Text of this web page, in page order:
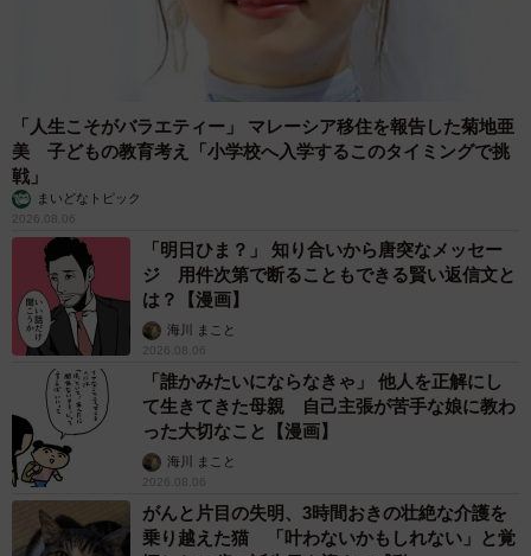
「人生こそがバラエティー」 マレーシア移住を報告した菊地亜
美 子どもの教育考え「小学校へ入学するこのタイミングで挑
戦」
まいどなトピック
2026.08.06
「明日ひま？」 知り合いから唐突なメッセー
ジ 用件次第で断ることもできる賢い返信文と
は？【漫画】
海川 まこと
2026.08.06
「誰かみたいにならなきゃ」 他人を正解にし
て生きてきた母親 自己主張が苦手な娘に教わ
った大切なこと【漫画】
海川 まこと
2026.08.06
がんと片目の失明、3時間おきの壮絶な介護を
乗り越えた猫 「叶わないかもしれない」と覚